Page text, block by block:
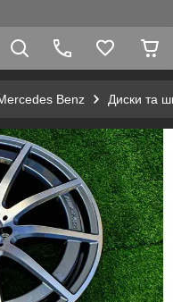
Benz Диски та